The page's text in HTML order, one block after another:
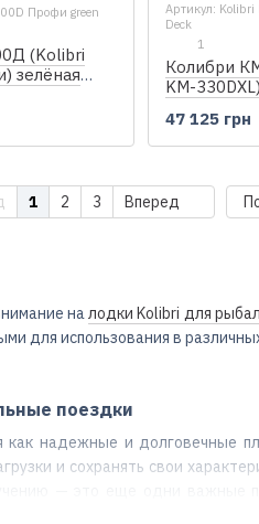
налодки Kolibri для
для использования в
поездки
надежные и долговечные
и сохранять свои
Профи green
(Kolibri
зелёная
пайол
Артикул: Kolibri
Deck
1
Колибри
KM-
Air-Deck
47 125 грн
1 2 3 Вперед